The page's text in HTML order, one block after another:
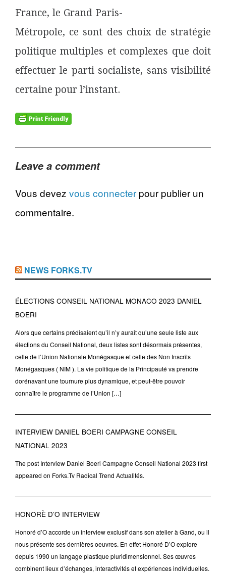
France, le Grand Paris-
Métropole, ce sont des choix de stratégie
politique multiples et complexes que doit
effectuer le parti socialiste, sans visibilité
certaine pour l’instant.
Leave a comment
Vous devez vous connecter pour publier un
commentaire.
NEWS FORKS.TV
ÉLECTIONS CONSEIL NATIONAL MONACO 2023 DANIEL
BOERI
Alors que certains prédisaient qu’il n’y aurait qu’une seule liste aux
élections du Conseil National, deux listes sont désormais présentes,
celle de l’Union Nationale Monégasque et celle des Non Inscrits
Monégasques ( NIM ). La vie politique de la Principauté va prendre
dorénavant une tournure plus dynamique, et peut-être pouvoir
connaître le programme de l’Union […]
INTERVIEW DANIEL BOERI CAMPAGNE CONSEIL
NATIONAL 2023
The post Interview Daniel Boeri Campagne Conseil National 2023 first
appeared on Forks.Tv Radical Trend Actualités.
HONORÈ D’O INTERVIEW
Honoré d’O accorde un interview exclusif dans son atelier à Gand, ou il
nous présente ses dernières oeuvres. En effet Honoré D’O explore
depuis 1990 un langage plastique pluridimensionnel. Ses œuvres
combinent lieux d’échanges, interactivités et expériences individuelles.